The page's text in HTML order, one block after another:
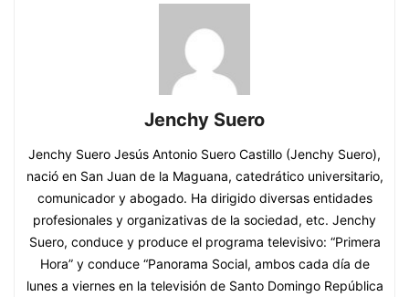
Jenchy Suero
Jenchy Suero Jesús Antonio Suero Castillo (Jenchy Suero),
nació en San Juan de la Maguana, catedrático universitario,
comunicador y abogado. Ha dirigido diversas entidades
profesionales y organizativas de la sociedad, etc. Jenchy
Suero, conduce y produce el programa televisivo: “Primera
Hora” y conduce “Panorama Social, ambos cada día de
lunes a viernes en la televisión de Santo Domingo República